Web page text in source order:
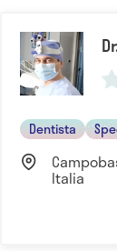
Dentista
Italia